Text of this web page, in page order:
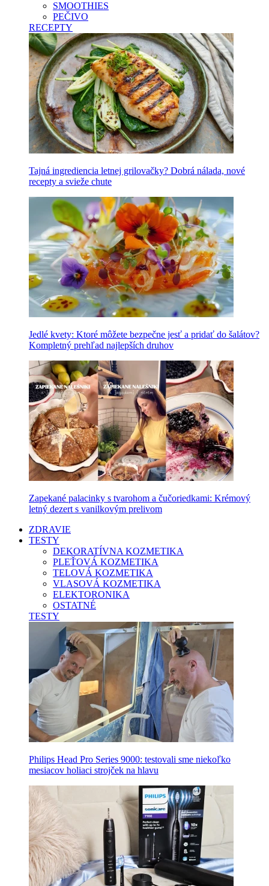
SMOOTHIES
PEČIVO
RECEPTY
Tajná ingrediencia letnej grilovačky? Dobrá nálada, nové
recepty a svieže chute
Jedlé kvety: Ktoré môžete bezpečne jesť a pridať do šalátov?
Kompletný prehľad najlepších druhov
Zapekané palacinky s tvarohom a čučoriedkami: Krémový
letný dezert s vanilkovým prelivom
ZDRAVIE
TESTY
DEKORATÍVNA KOZMETIKA
PLEŤOVÁ KOZMETIKA
TELOVÁ KOZMETIKA
VLASOVÁ KOZMETIKA
ELEKTORONIKA
OSTATNÉ
TESTY
Philips Head Pro Series 9000: testovali sme niekoľko
mesiacov holiaci strojček na hlavu